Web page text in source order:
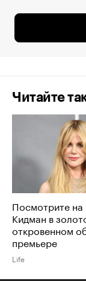
Читайте
Посмотрите на
Кидман в
откровенном
премьере
Life